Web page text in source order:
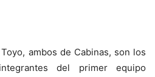
ambos de Cabinas, son los
del primer equipo